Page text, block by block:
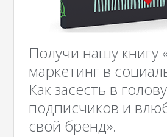
Получи нашу книгу
маркетинг в
Как засесть в голову
подписчиков и
свой бренд».